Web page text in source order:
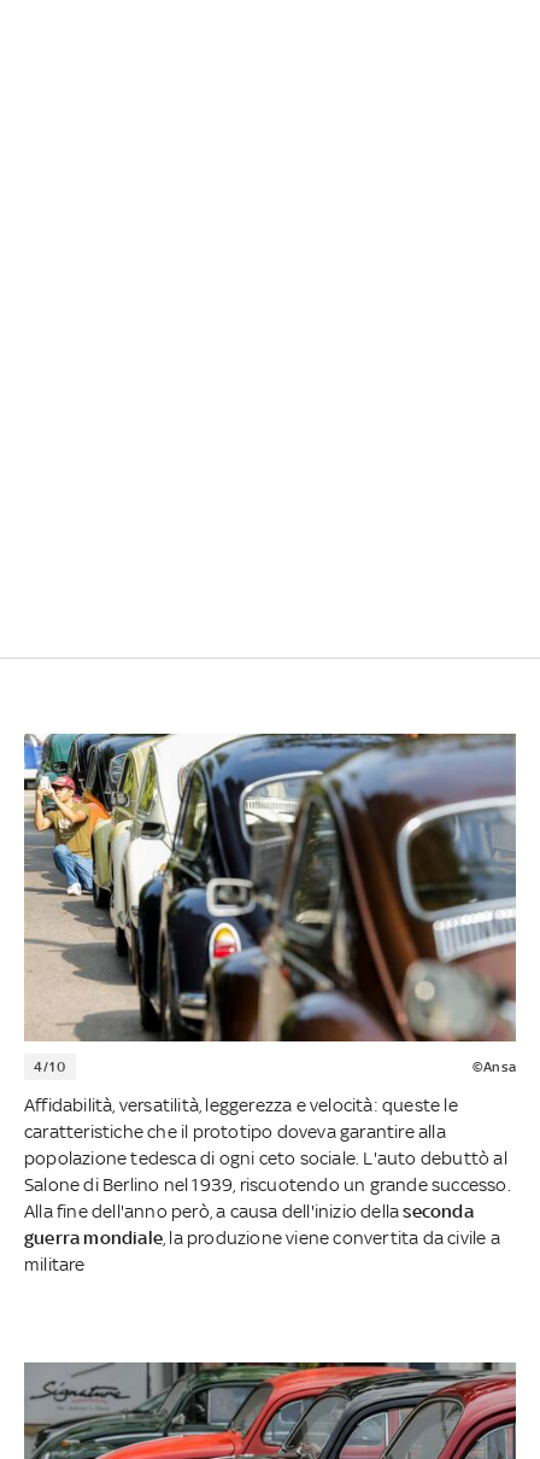
4/10 ©Ansa
Affidabilità, versatilità, leggerezza e velocità: queste le
caratteristiche che il prototipo doveva garantire alla
popolazione tedesca di ogni ceto sociale. L'auto debuttò al
Salone di Berlino nel 1939, riscuotendo un grande successo.
Alla fine dell'anno però, a causa dell'inizio dellaseconda
guerra mondiale , la produzione viene convertita da civile a
militare